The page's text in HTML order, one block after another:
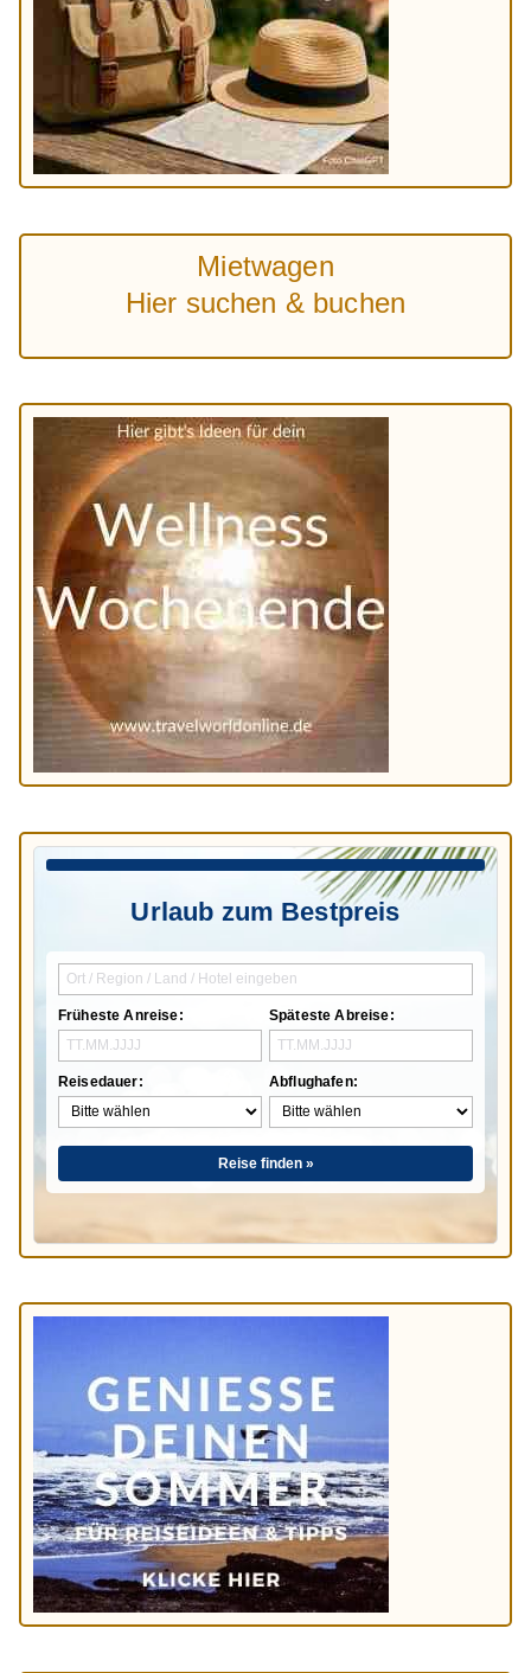
Mietwagen
Hier suchen & buchen
Urlaub zum Bestpreis
Früheste Anreise:
Reisedauer:
Späteste Abreise:
Abflughafen:
Reise finden »